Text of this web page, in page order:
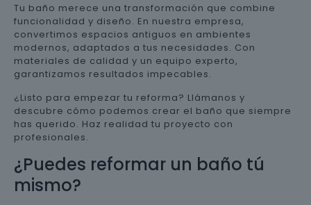
Tu baño merece una transformación que combine
funcionalidad y diseño. En nuestra empresa,
convertimos espacios antiguos en ambientes
modernos, adaptados a tus necesidades. Con
materiales de calidad y un equipo experto,
garantizamos resultados impecables.
¿Listo para empezar tu reforma? Llámanos y
descubre cómo podemos crear el baño que siempre
has querido. Haz realidad tu proyecto con
profesionales.
¿Puedes reformar un baño tú
mismo?